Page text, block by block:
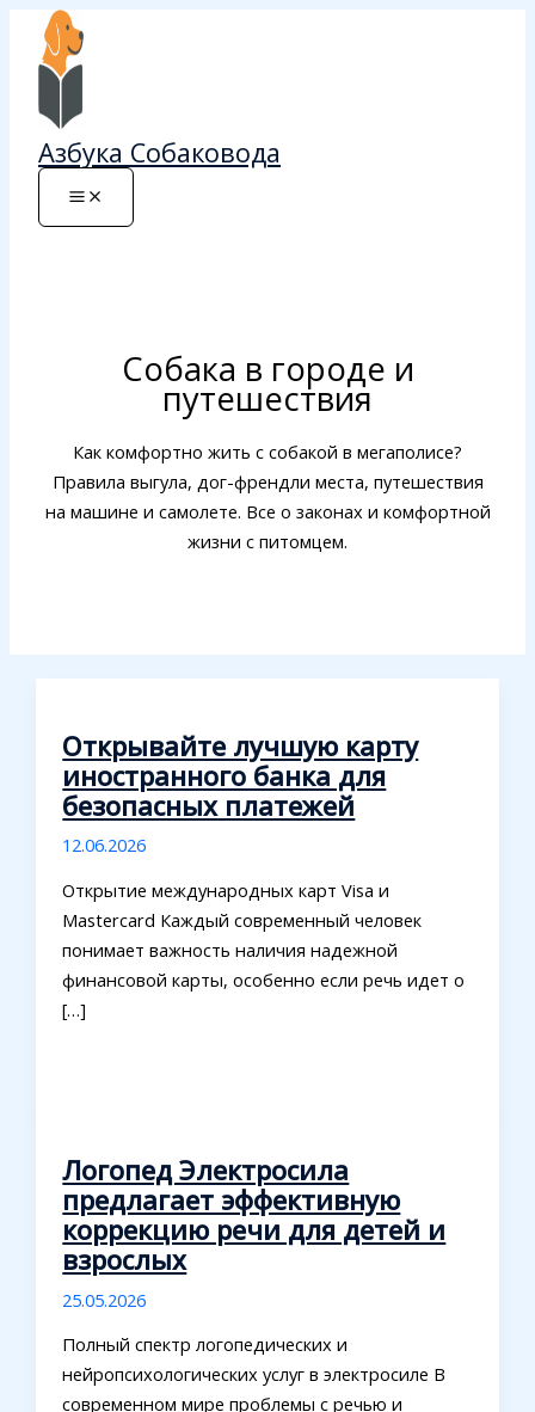
Перейти
содержимому
Азбука Собаковода
Собака в городе и
путешествия
Как комфортно жить с собакой в мегаполисе?
Правила выгула, дог-френдли места, путешествия
на машине и самолете. Все о законах и комфортной
жизни с питомцем.
Открывайте лучшую карту
иностранного банка для
безопасных платежей
12.06.2026
Открытие международных карт Visa и
Mastercard Каждый современный человек
понимает важность наличия надежной
финансовой карты, особенно если речь идет о
[…]
Логопед Электросила
предлагает эффективную
коррекцию речи для детей и
взрослых
25.05.2026
Полный спектр логопедических и
нейропсихологических услуг в электросиле В
современном мире проблемы с речью и